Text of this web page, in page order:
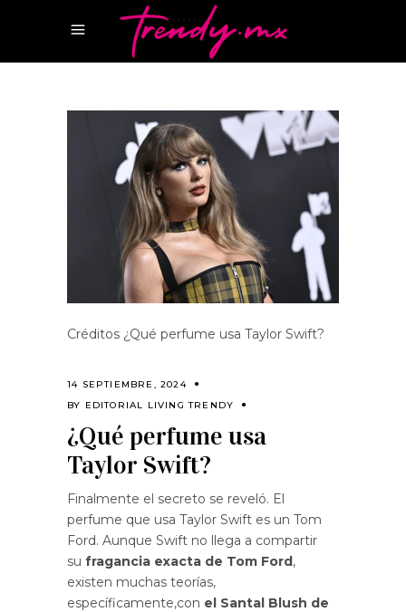
Créditos ¿Qué perfume usa Taylor Swift?
14 SEPTIEMBRE, 2024
BY EDITORIAL LIVING TRENDY
¿Qué perfume usa
Taylor Swift?
Finalmente el secreto se reveló. El
perfume que usa Taylor Swift es un Tom
Ford. Aunque Swift no llega a compartir
su fragancia exacta de Tom Ford,
existen muchas teorías,
específicamente,con el Santal Blush de